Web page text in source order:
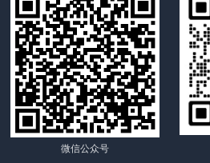
微信公众号